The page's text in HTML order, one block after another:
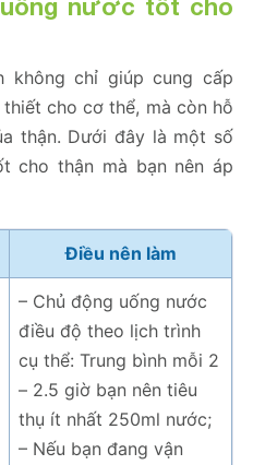
nước tốt cho
không chỉ giúp cung cấp
cho cơ thể, mà còn hỗ
thận. Dưới đây là một số
cho thận mà bạn nên áp
Điều nên làm
– Chủ động uống nước
điều độ theo lịch trình
cụ thể: Trung bình mỗi 2
– 2.5 giờ bạn nên tiêu
thụ ít nhất 250ml nước;
– Nếu bạn đang vận